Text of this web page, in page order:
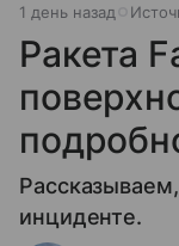
1 день назад
Ракета
инциденте.